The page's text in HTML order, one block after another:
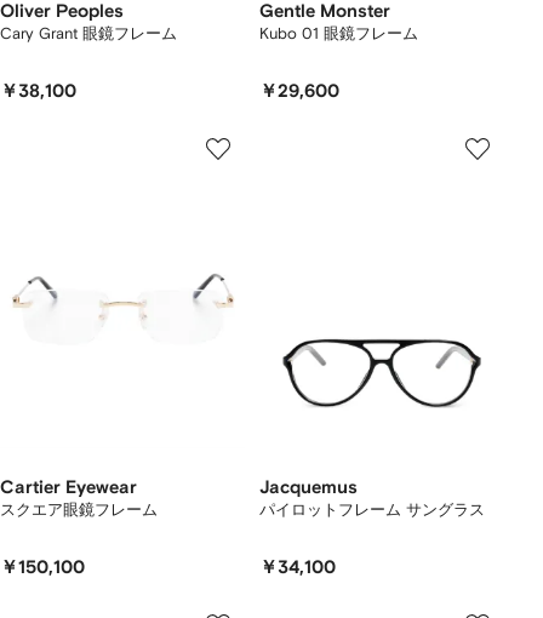
Oliver Peoples
Cary Grant 眼鏡フレーム
￥38,100
Gentle Monster
Kubo 01 眼鏡フレーム
￥29,600
Cartier Eyewear
スクエア眼鏡フレーム
￥150,100
Jacquemus
パイロットフレーム サングラス
￥34,100